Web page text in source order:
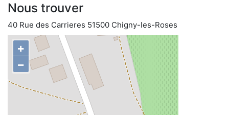
Nous trouver
40 Rue des Carrieres 51500 Chigny-les-Roses
+
−